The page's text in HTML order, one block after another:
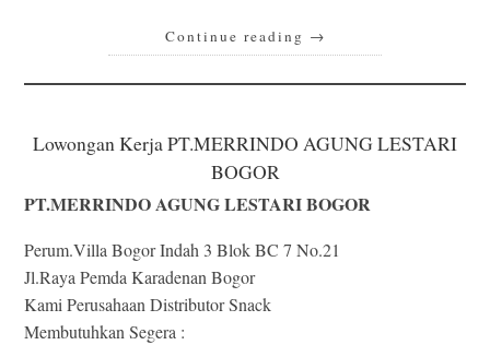
Continue reading →
Lowongan Kerja PT.MERRINDO AGUNG LESTARI
BOGOR
PT.MERRINDO AGUNG LESTARI BOGOR
Perum.Villa Bogor Indah 3 Blok BC 7 No.21
Jl.Raya Pemda Karadenan Bogor
Kami Perusahaan Distributor Snack
Membutuhkan Segera :